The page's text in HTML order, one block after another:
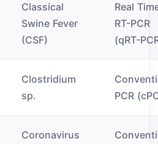
Classical
Swine Fever
(CSF)
Real
RT-PCR
(qRT-
Clostridium
sp.
PCR
Coronavirus